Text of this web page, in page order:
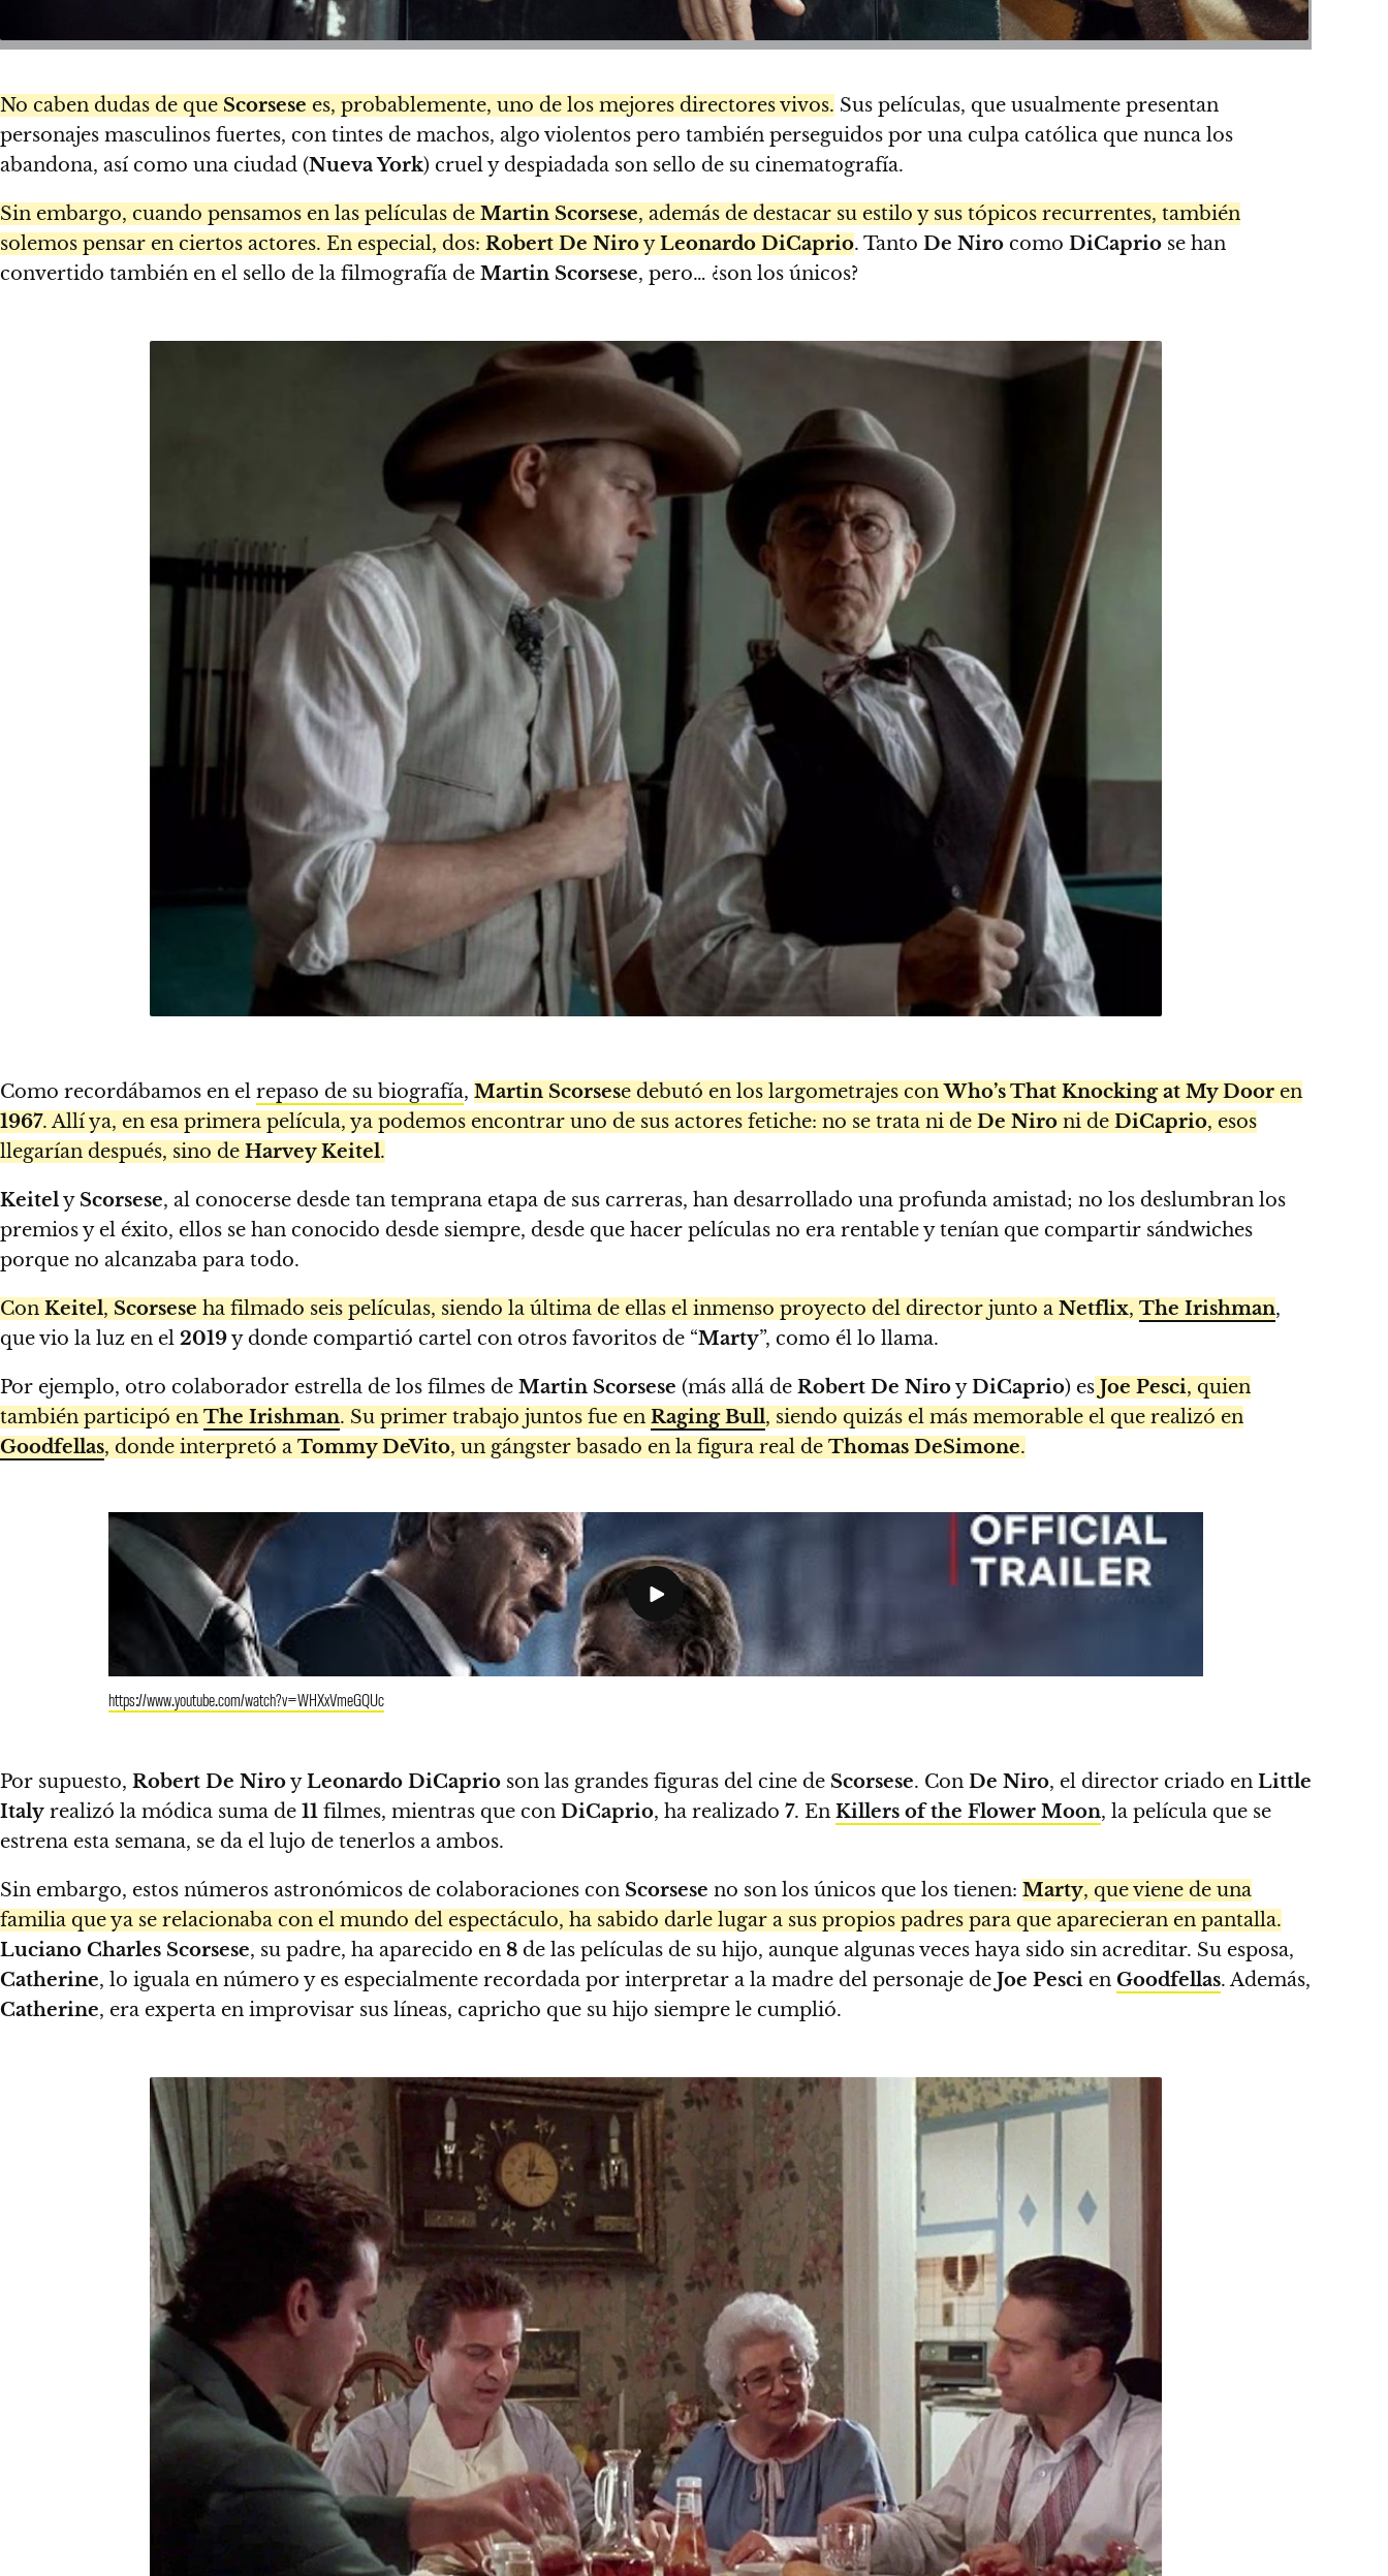
No caben dudas de que Scorsese es, probablemente, uno de los mejores directores vivos. Sus películas, que usualmente presentan
personajes masculinos fuertes, con tintes de machos, algo violentos pero también perseguidos por una culpa católica que nunca los
abandona, así como una ciudad (Nueva York) cruel y despiadada son sello de su cinematografía.
Sin embargo, cuando pensamos en las películas de Martin Scorsese, además de destacar su estilo y sus tópicos recurrentes, también
solemos pensar en ciertos actores. En especial, dos: Robert De NiroyLeonardo DiCaprio. Tanto De Niro como DiCaprio se han
convertido también en el sello de la filmografía de Martin Scorsese, pero… ¿son los únicos?
Como recordábamos en el repaso de su biografía, Martin Scorsese debutó en los largometrajes conWho’s That Knocking at My Door en
1967. Allí ya, en esa primera película, ya podemos encontrar uno de sus actores fetiche: no se trata ni de De Niro ni de DiCaprio, esos
llegarían después, sino de Harvey Keitel.
Keitely Scorsese, al conocerse desde tan temprana etapa de sus carreras, han desarrollado una profunda amistad; no los deslumbran los
premios y el éxito, ellos se han conocido desde siempre, desde que hacer películas no era rentable y tenían que compartir sándwiches
porque no alcanzaba para todo.
Con Keitel, Scorsese ha filmado seis películas, siendo la última de ellas el inmenso proyecto del director junto a Netflix, The Irishman,
que vio la luz en el 2019y donde compartió cartel con otros favoritos de “Marty”, como él lo llama.
Por ejemplo, otro colaborador estrella de los filmes de Martin Scorsese (más allá de Robert De NiroyDiCaprio) es Joe Pesci, quien
también participó en The Irishman. Su primer trabajo juntos fue en Raging Bull, siendo quizás el más memorable el que realizó en
Goodfellas, donde interpretó a Tommy DeVito, un gángster basado en la figura real de Thomas DeSimone.
https://www.youtube.com/watch?v=WHXxVmeGQUc
Por supuesto, Robert De NiroyLeonardo DiCaprio son las grandes figuras del cine de Scorsese. Con De Niro, el director criado en Little
Italy realizó la módica suma de 11 filmes, mientras que con DiCaprio, ha realizado 7. En Killers of the Flower Moon, la película que se
estrena esta semana, se da el lujo de tenerlos a ambos.
Sin embargo, estos números astronómicos de colaboraciones con Scorsese no son los únicos que los tienen: Marty, que viene de una
familia que ya se relacionaba con el mundo del espectáculo, ha sabido darle lugar a sus propios padres para que aparecieran en pantalla.
Luciano Charles Scorsese, su padre, ha aparecido en 8 de las películas de su hijo, aunque algunas veces haya sido sin acreditar. Su esposa,
Catherine, lo iguala en número y es especialmente recordada por interpretar a la madre del personaje de Joe Pesci en Goodfellas. Además,
Catherine, era experta en improvisar sus líneas, capricho que su hijo siempre le cumplió.